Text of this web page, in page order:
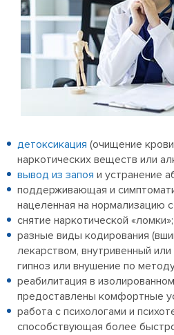
детоксикация (очищение
наркотических веществ или
вывод из запоя и устранение
поддерживающая и
нацеленная на нормализацию
снятие наркотической «ломки»;
разные виды кодирования
лекарством, внутривенный
гипноз или внушение по
реабилитация в
предоставлены комфортные
работа с психологами и
способствующая более